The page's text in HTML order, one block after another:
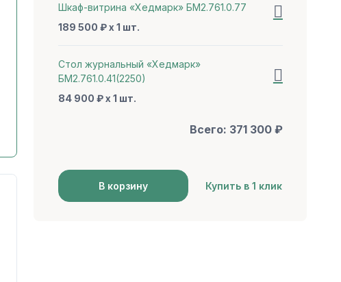
Шкаф-витрина «Хедмарк» БМ2.761.0.77
189 500 ₽ x 1 шт.
Стол журнальный «Хедмарк»
БМ2.761.0.41(2250)
84 900 ₽ x 1 шт.
Всего: 371 300₽
В корзину Купить в 1 клик